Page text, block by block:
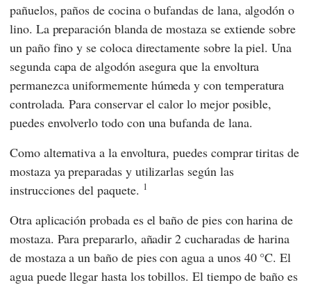
pañuelos, paños de cocina o bufandas de lana, algodón o
lino. La preparación blanda de mostaza se extiende sobre
un paño fino y se coloca directamente sobre la piel. Una
segunda capa de algodón asegura que la envoltura
permanezca uniformemente húmeda y con temperatura
controlada. Para conservar el calor lo mejor posible,
puedes envolverlo todo con una bufanda de lana.
Como alternativa a la envoltura, puedes comprar tiritas de
mostaza ya preparadas y utilizarlas según las
instrucciones del paquete. 1
Otra aplicación probada es el baño de pies con harina de
mostaza. Para prepararlo, añadir 2 cucharadas de harina
de mostaza a un baño de pies con agua a unos 40 °C. El
agua puede llegar hasta los tobillos. El tiempo de baño es